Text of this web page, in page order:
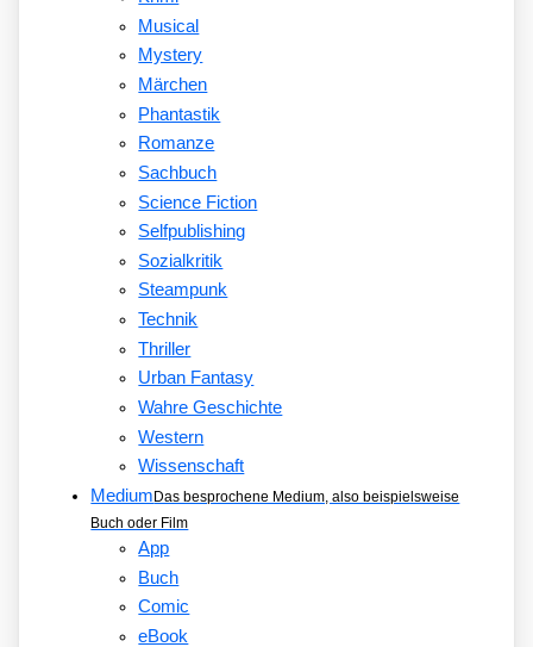
Musical
Mystery
Märchen
Phantastik
Romanze
Sachbuch
Science Fiction
Selfpublishing
Sozialkritik
Steampunk
Technik
Thriller
Urban Fantasy
Wahre Geschichte
Western
Wissenschaft
Medium Das besprochene Medium, also beispielsweise
Buch oder Film
App
Buch
Comic
eBook